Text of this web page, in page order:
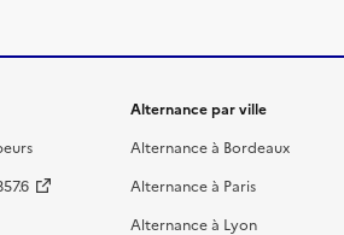
Alternance par ville
Alternance à Bordeaux
Alternance à Paris
Alternance à Lyon